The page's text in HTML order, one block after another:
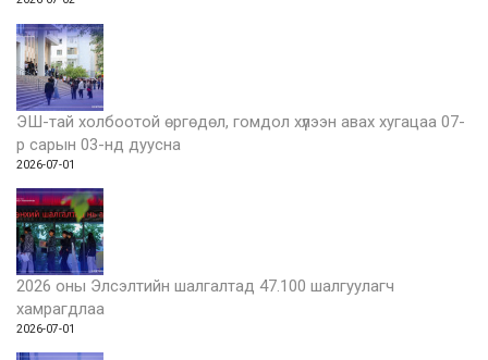
ЭШ-тай холбоотой өргөдөл, гомдол хүлээн авах хугацаа 07-
р сарын 03-нд дуусна
2026-07-01
2026 оны Элсэлтийн шалгалтад 47.100 шалгуулагч
хамрагдлаа
2026-07-01